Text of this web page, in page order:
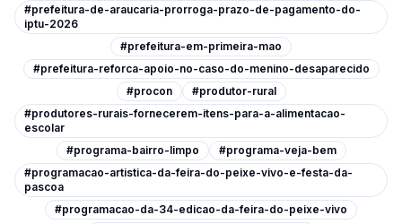
#prefeitura-de-araucaria-prorroga-prazo-de-pagamento-do-
iptu-2026
#prefeitura-em-primeira-mao
#prefeitura-reforca-apoio-no-caso-do-menino-desaparecido
#procon
#produtor-rural
#produtores-rurais-fornecerem-itens-para-a-alimentacao-
escolar
#programa-bairro-limpo
#programa-veja-bem
#programacao-artistica-da-feira-do-peixe-vivo-e-festa-da-
pascoa
#programacao-da-34-edicao-da-feira-do-peixe-vivo